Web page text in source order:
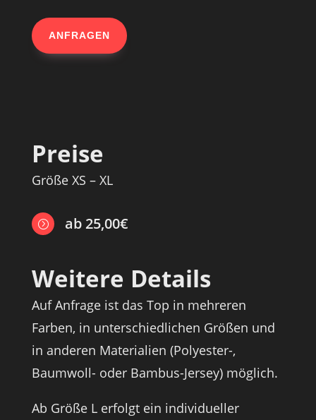
ANFRAGEN
Preise
Größe XS – XL
= ab 25,00€
Weitere Details
Auf Anfrage ist das Top in mehreren
Farben, in unterschiedlichen Größen und
in anderen Materialien (Polyester-,
Baumwoll- oder Bambus-Jersey) möglich.
Ab Größe L erfolgt ein individueller